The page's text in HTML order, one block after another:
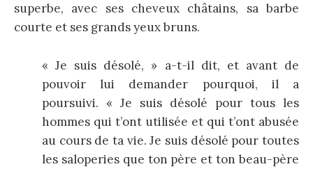
superbe, avec ses cheveux châtains, sa barbe
courte et ses grands yeux bruns.
« Je suis désolé, » a-t-il dit, et avant de
pouvoir lui demander pourquoi, il a
poursuivi. « Je suis désolé pour tous les
hommes qui t’ont utilisée et qui t’ont abusée
au cours de ta vie. Je suis désolé pour toutes
les saloperies que ton père et ton beau-père